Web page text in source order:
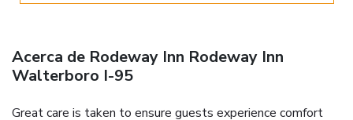
Acerca de Rodeway Inn Rodeway Inn
Walterboro I-95
Great care is taken to ensure guests experience comfort